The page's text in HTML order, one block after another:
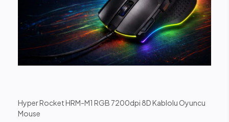
Hyper Rocket HRM-M1 RGB 7200dpi 8D Kablolu Oyuncu
Mouse